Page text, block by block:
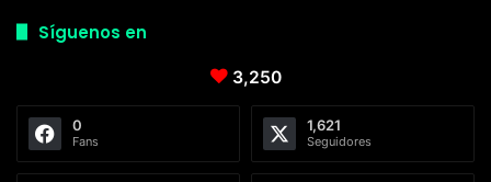
Síguenos en
3,250
0
Fans
1,621
Seguidores